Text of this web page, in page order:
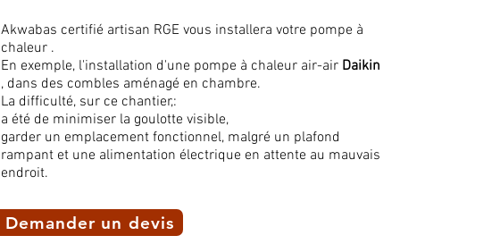
Akwabas certifié artisan RGE vous installera votre pompe à
chaleur .
En exemple, l'installation d'une pompe à chaleur air-air Daikin
, dans des combles aménagé en chambre.
La difficulté, sur ce chantier,:
a été de minimiser la goulotte visible,
garder un emplacement fonctionnel, malgré un plafond
rampant et une alimentation électrique en attente au mauvais
endroit.
Demander un devis